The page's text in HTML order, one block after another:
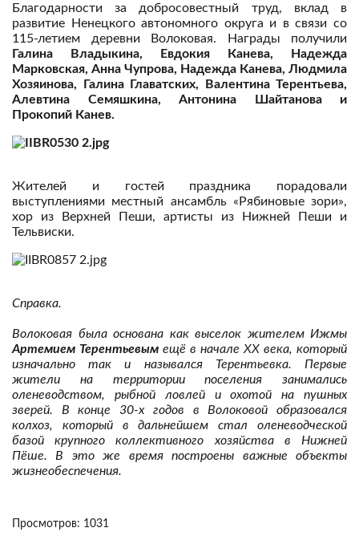
Благодарности за добросовестный труд, вклад в
развитие Ненецкого автономного округа и в связи со
115-летием деревни Волоковая. Награды получили
Галина Владыкина, Евдокия Канева, Надежда
Марковская, Анна Чупрова, Надежда Канева, Людмила
Хозяинова, Галина Главатских, Валентина Терентьева,
Алевтина Семяшкина, Антонина Шайтанова и
Прокопий Канев.
Жителей и гостей праздника порадовали
выступлениями местный ансамбль «Рябиновые зори»,
хор из Верхней Пеши, артисты из Нижней Пеши и
Тельвиски.
Справка.
Волоковая была основана как выселок жителем Ижмы
Артемием Терентьевым ещё в начале XX века, который
изначально так и назывался Терентьевка. Первые
жители на территории поселения занимались
оленеводством, рыбной ловлей и охотой на пушных
зверей. В конце 30-х годов в Волоковой образовался
колхоз, который в дальнейшем стал оленеводческой
базой крупного коллективного хозяйства в Нижней
Пёше. В это же время построены важные объекты
жизнеобеспечения.
Просмотров: 1031